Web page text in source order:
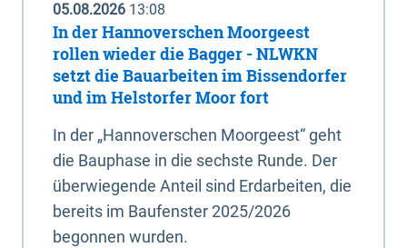
05.08.2026 13:08
In der Hannoverschen Moorgeest
rollen wieder die Bagger - NLWKN
setzt die Bauarbeiten im Bissendorfer
und im Helstorfer Moor fort
In der „Hannoverschen Moorgeest“ geht
die Bauphase in die sechste Runde. Der
überwiegende Anteil sind Erdarbeiten, die
bereits im Baufenster 2025/2026
begonnen wurden.